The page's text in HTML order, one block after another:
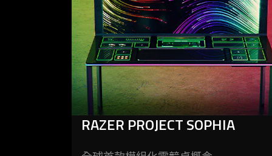
RAZER PROJECT SOPHIA